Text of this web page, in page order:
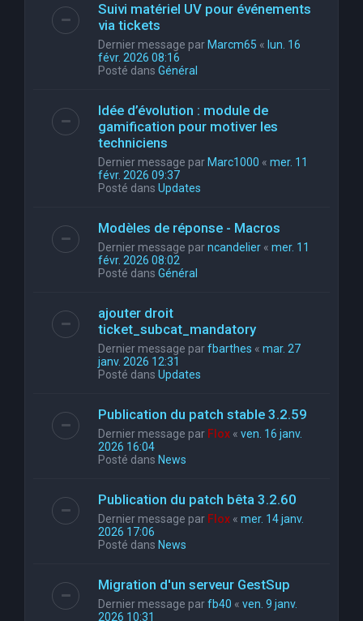
Suivi matériel UV pour événements
via tickets
Dernier message par Marcm65 « lun. 16
févr. 2026 08:16
Posté dans Général
Idée d’évolution : module de
gamification pour motiver les
techniciens
Dernier message par Marc1000 « mer. 11
févr. 2026 09:37
Posté dans Updates
Modèles de réponse - Macros
Dernier message parncandelier « mer. 11
févr. 2026 08:02
Posté dans Général
ajouter droit
ticket_subcat_mandatory
Dernier message parfbarthes « mar. 27
janv. 2026 12:31
Posté dans Updates
Publication du patch stable 3.2.59
Dernier message par Flox « ven. 16 janv.
2026 16:04
Posté dans News
Publication du patch bêta 3.2.60
Dernier message par Flox « mer. 14 janv.
2026 17:06
Posté dans News
Migration d'un serveur GestSup
Dernier message parfb40 « ven. 9 janv.
2026 10:31